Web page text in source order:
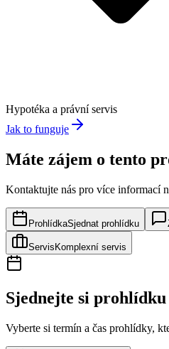
Hypotéka a právní servis
Jak to funguje
Máte zájem o tento
Kontaktujte nás pro více informací
ProhlídkaSjednat prohlídku
Servis Komplexní servis
Sjednejte si prohlídku
Vyberte si termín a čas prohlídky,